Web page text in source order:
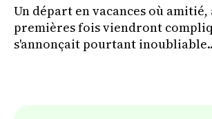
Un départ en vacances où
premières fois viendront
s'annonçait pourtant